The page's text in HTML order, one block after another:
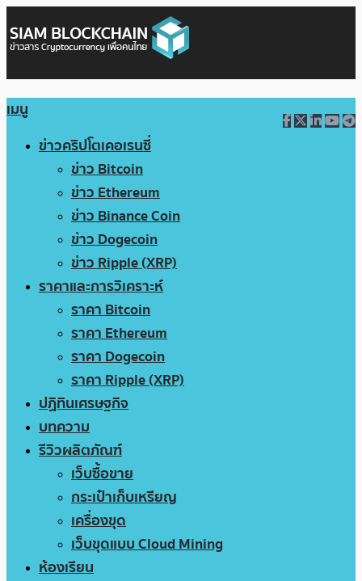
เมนู
ข่าวคริปโตเคอเรนซี่
ข่าว Bitcoin
ข่าว Ethereum
ข่าว Binance Coin
ข่าว Dogecoin
ข่าว Ripple (XRP)
ราคาและการวิเคราะห์
ราคา Bitcoin
ราคา Ethereum
ราคา Dogecoin
ราคา Ripple (XRP)
ปฏิทินเศรษฐกิจ
บทความ
รีวิวผลิตภัณฑ์
เว็บซื้อขาย
กระเป๋าเก็บเหรียญ
เครื่องขุด
เว็บขุดแบบ Cloud Mining
ห้องเรียน